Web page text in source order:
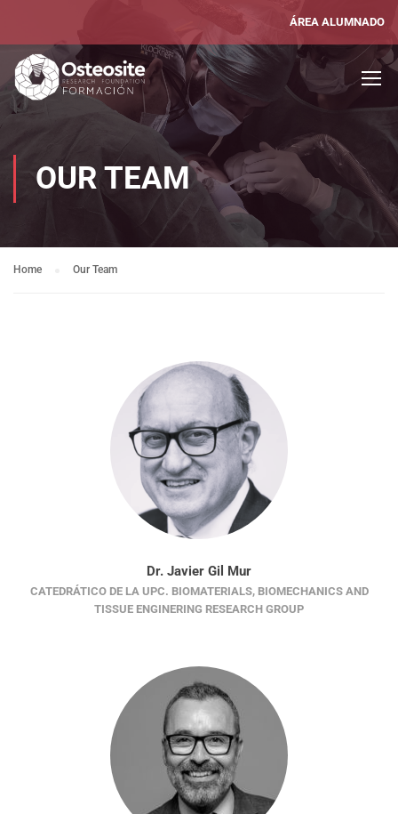
ÁREA ALUMNADO
OUR TEAM
Home Our Team
Dr. Javier Gil Mur
CATEDRÁTICO DE LA UPC. BIOMATERIALS, BIOMECHANICS AND
TISSUE ENGINERING RESEARCH GROUP